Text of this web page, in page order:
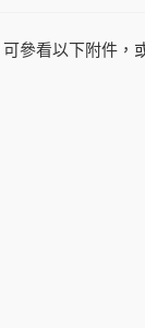
參看以下附件，